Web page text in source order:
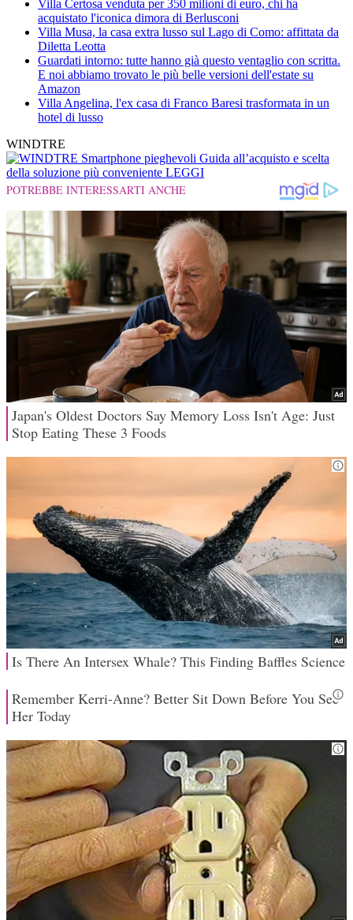
Villa Certosa venduta per 350 milioni di euro, chi ha
acquistato l'iconica dimora di Berlusconi
Villa Musa, la casa extra lusso sul Lago di Como: affittata da
Diletta Leotta
Guardati intorno: tutte hanno già questo ventaglio con scritta.
E noi abbiamo trovato le più belle versioni dell'estate su
Amazon
Villa Angelina, l'ex casa di Franco Baresi trasformata in un
hotel di lusso
WINDTRE
Smartphone pieghevoli Guida all’acquisto e scelta
della soluzione più conveniente LEGGI